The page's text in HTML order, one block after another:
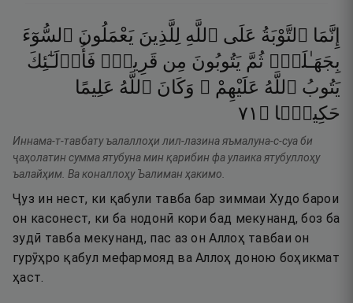
إِنَّمَا ٱلتَّوْبَةُ عَلَى ٱللَّهِ لِلَّذِينَ يَعْمَلُونَ ٱلسُّوٓءَ
بِجَهَـٰلَةٍۢ ثُمَّ يَتُوبُونَ مِن قَرِيبٍۢ فَأُو۟لَـٰٓئِكَ
يَتُوبُ ٱللَّهُ عَلَيْهِمْ ۗ وَكَانَ ٱللَّهُ عَلِيمًا
حَكِيمًۭا ۝ ١٧
Иннама-т-тавбату ъалаллоҳи лил-лазина яъмалуна-с-суа би
ҷаҳолатин сумма ятубуна мин қарибин фа улаика ятубуллоҳу
ъалайҳим. Ва коналлоҳу Ъалиман ҳакимо.
Ҷуз ин нест, ки қабули тавба бар зиммаи Худо барои
он касонест, ки ба нодонӣ кори бад мекунанд, боз ба
зудӣ тавба мекунанд, пас аз он Аллоҳ тавбаи он
гурӯҳро қабул мефармояд ва Аллоҳ доною боҳикмат
ҳаст.